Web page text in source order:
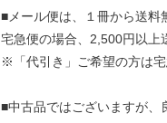
■メール便は、１冊から送料
宅急便の場合、2,500円以上
※「代引き」ご希望の方は宅
■中古品ではございますが、